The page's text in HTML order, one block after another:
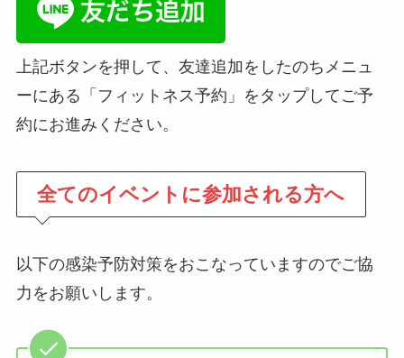
上記ボタンを押して、友達追加をしたのちメニュ
ーにある「フィットネス予約」をタップしてご予
約にお進みください。
全てのイベントに参加される方へ
以下の感染予防対策をおこなっていますのでご協
力をお願いします。